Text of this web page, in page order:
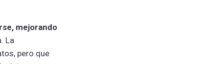
mejorando
La
pero que